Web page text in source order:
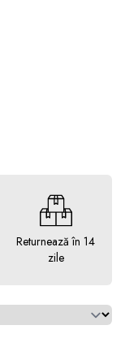
Returnează în 14
zile